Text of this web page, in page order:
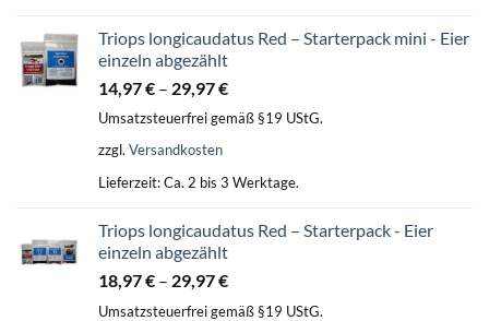
Triops longicaudatus Red – Starterpack mini - Eier
einzeln abgezählt
14,97€ – 29,97€
Umsatzsteuerfrei gemäß §19 UStG.
zzgl. Versandkosten
Lieferzeit:Ca. 2 bis 3 Werktage.
Triops longicaudatus Red – Starterpack - Eier
einzeln abgezählt
18,97€ – 29,97€
Umsatzsteuerfrei gemäß §19 UStG.